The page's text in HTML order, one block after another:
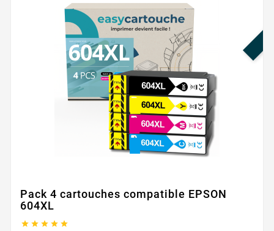
Pack 4 cartouches compatible EPSON
604XL
    